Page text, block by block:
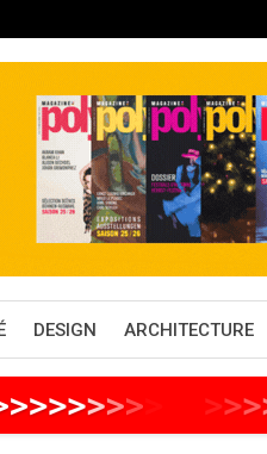
DESIGN ARCHITECTURE
>>>>>>> >>>>